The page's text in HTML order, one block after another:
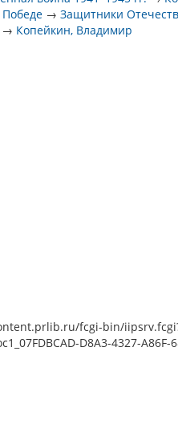
→Защитники
→ Копейкин, Владимир
fcgi-bin/
D8A3-4327-A86F-